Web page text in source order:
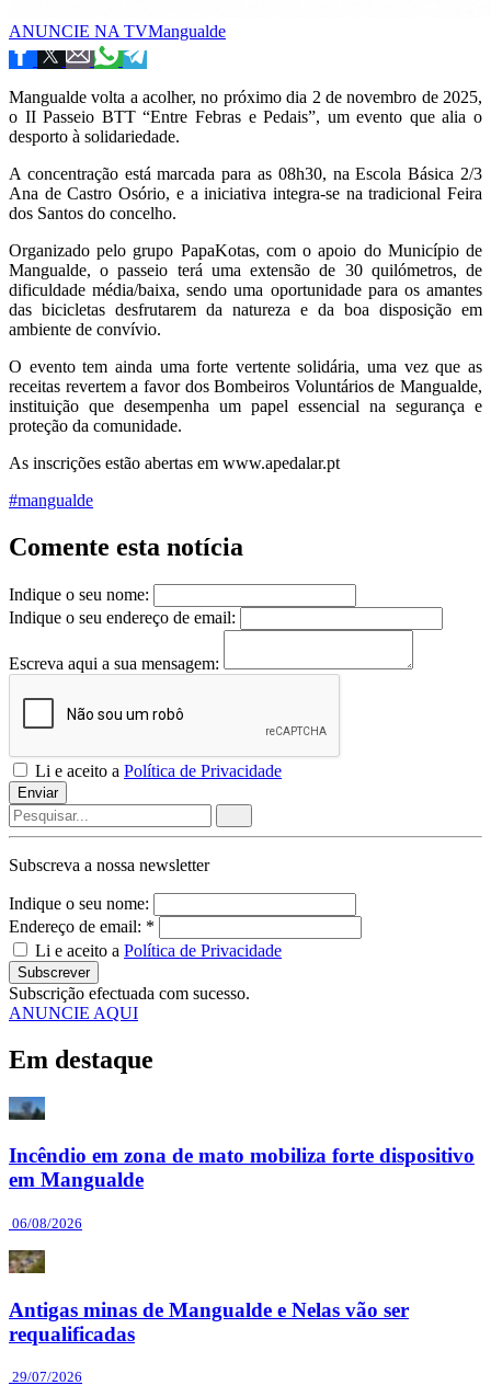
ANUNCIE NA TVMangualde
Mangualde volta a acolher, no próximo dia 2 de novembro de 2025,
o II Passeio BTT “Entre Febras e Pedais”, um evento que alia o
desporto à solidariedade.
A concentração está marcada para as 08h30, na Escola Básica 2/3
Ana de Castro Osório, e a iniciativa integra-se na tradicional Feira
dos Santos do concelho.
Organizado pelo grupo PapaKotas, com o apoio do Município de
Mangualde, o passeio terá uma extensão de 30 quilómetros, de
dificuldade média/baixa, sendo uma oportunidade para os amantes
das bicicletas desfrutarem da natureza e da boa disposição em
ambiente de convívio.
O evento tem ainda uma forte vertente solidária, uma vez que as
receitas revertem a favor dos Bombeiros Voluntários de Mangualde,
instituição que desempenha um papel essencial na segurança e
proteção da comunidade.
As inscrições estão abertas em www.apedalar.pt
#mangualde
Comente esta notícia
Indique o seu nome:
Indique o seu endereço de email:
Escreva aqui a sua mensagem:
Li e aceito a Política de Privacidade
Enviar
Subscreva a nossa newsletter
Indique o seu nome:
Endereço de email: *
Li e aceito a Política de Privacidade
Subscrever
Subscrição efectuada com sucesso.
ANUNCIE AQUI
Em destaque
Incêndio em zona de mato mobiliza forte dispositivo
em Mangualde
06/08/2026
Antigas minas de Mangualde e Nelas vão ser
requalificadas
29/07/2026